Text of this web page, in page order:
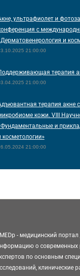
ультрафиолет и
с
и
21:00:00
терапия
21:00:00
терапия акне
кожи. VIII
и
косметологии»
21:00:00
- медицинский
о современных
по основным
клинические